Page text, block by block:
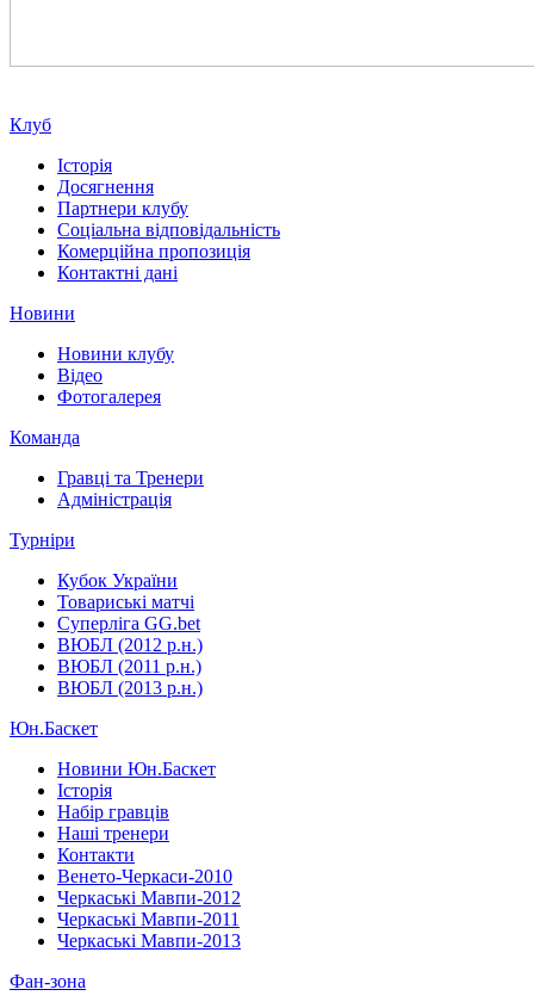
Клуб
Історія
Досягнення
Партнери клубу
Соціальна відповідальність
Комерційна пропозиція
Контактні дані
Новини
Новини клубу
Відео
Фотогалерея
Команда
Гравці та Тренери
Адміністрація
Турніри
Кубок України
Товариські матчі
Суперліга GG.bet
ВЮБЛ (2012 р.н.)
ВЮБЛ (2011 р.н.)
ВЮБЛ (2013 р.н.)
Юн.Баскет
Новини Юн.Баскет
Історія
Набір гравців
Наші тренери
Контакти
Венето-Черкаси-2010
Черкаські Мавпи-2012
Черкаські Мавпи-2011
Черкаські Мавпи-2013
Фан-зона